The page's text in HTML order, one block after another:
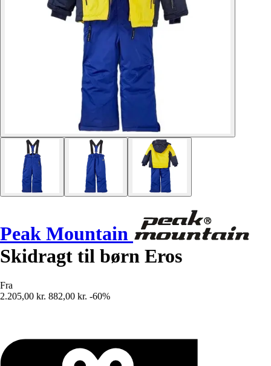
Peak Mountain
Skidragt til børn Eros
Fra
2.205,00 kr. 882,00 kr. -60%